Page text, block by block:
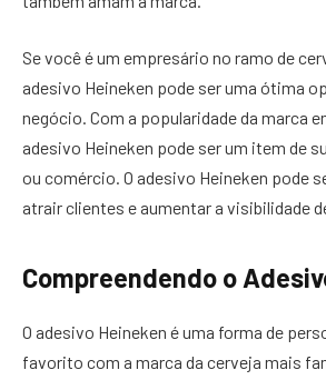
Se você é um empresário no ramo de
adesivo Heineken pode ser uma ótima
negócio. Com a popularidade da marca
adesivo Heineken pode ser um item de
ou comércio. O adesivo Heineken pode
atrair clientes e aumentar a visibilidade
Compreendendo o
O adesivo Heineken é uma forma de
favorito com a marca da cerveja mais